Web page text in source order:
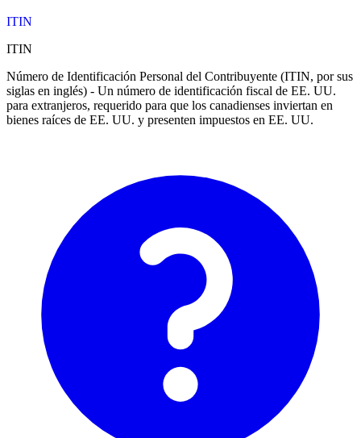
ITIN
ITIN
Número de Identificación Personal del Contribuyente (ITIN, por sus
siglas en inglés) - Un número de identificación fiscal de EE. UU.
para extranjeros, requerido para que los canadienses inviertan en
bienes raíces de EE. UU. y presenten impuestos en EE. UU.